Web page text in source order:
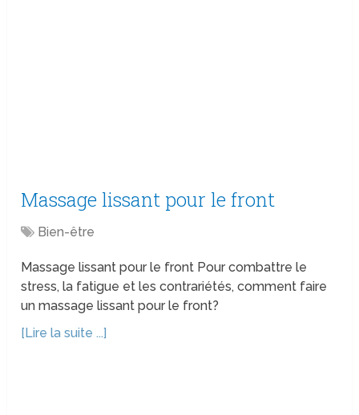
Massage lissant pour le front
Bien-être
Massage lissant pour le front Pour combattre le
stress, la fatigue et les contrariétés, comment faire
un massage lissant pour le front?
[Lire la suite ...]